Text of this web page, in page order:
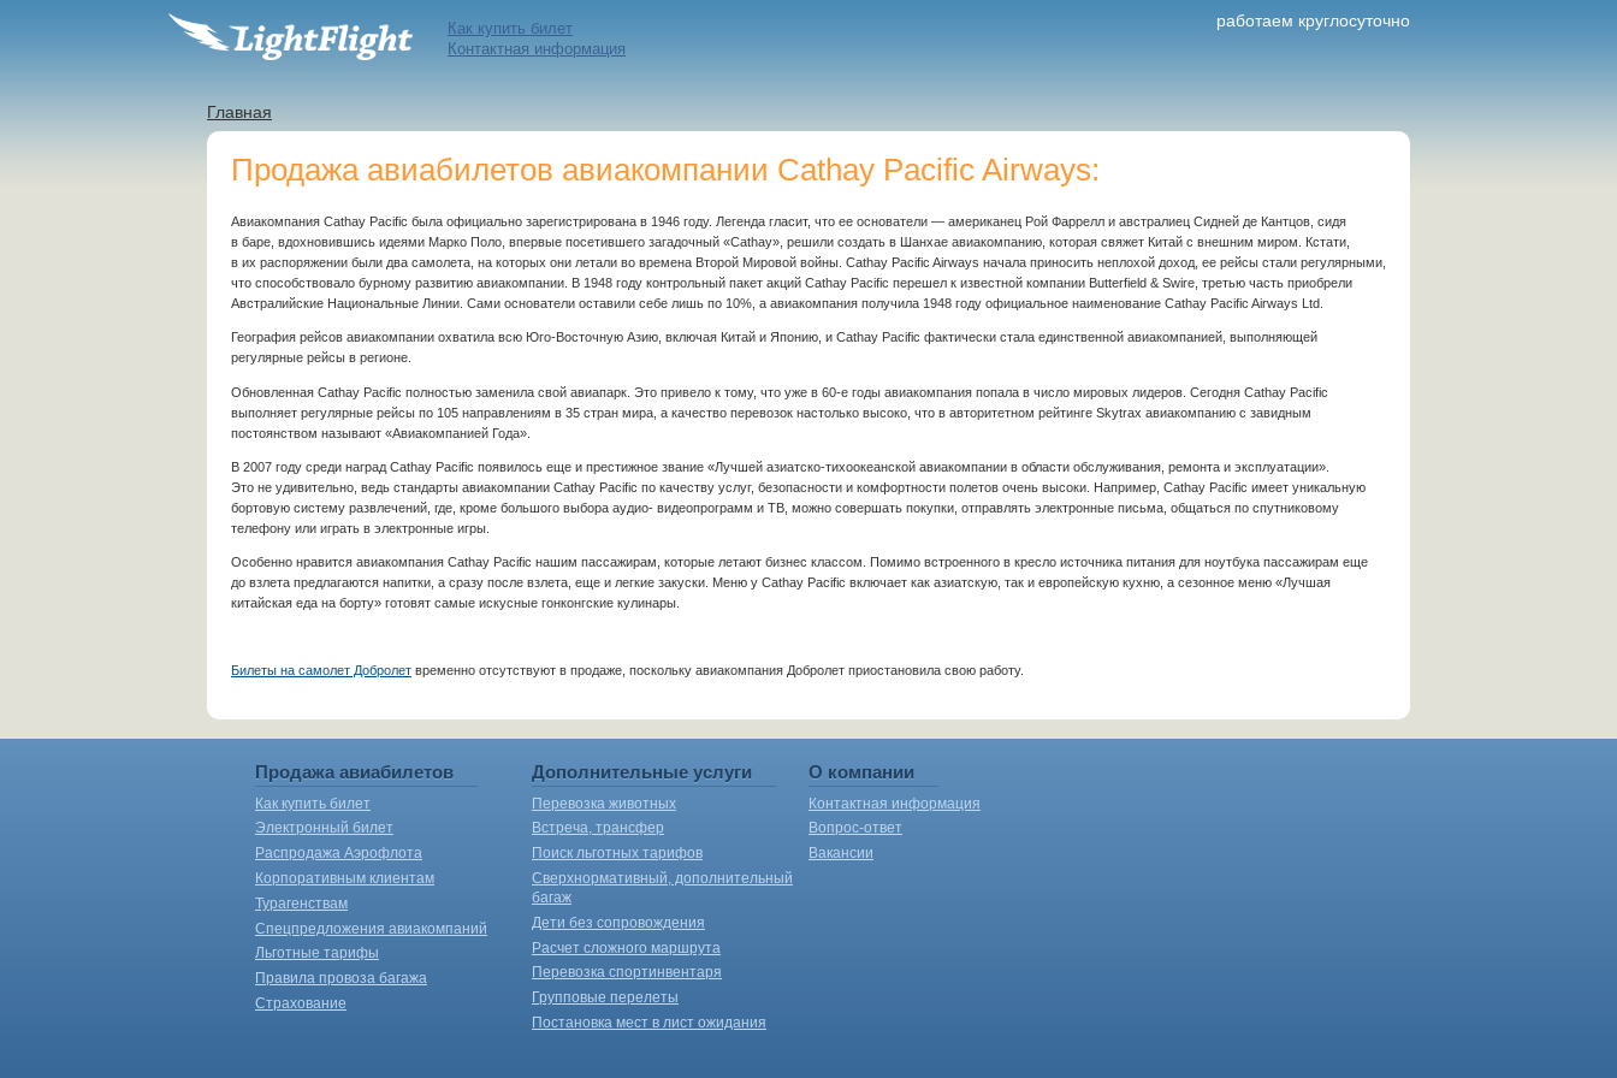
работаем круглосуточно
Как купить билет
Контактная информация
Главная
Продажа авиабилетов авиакомпании Cathay Pacific Airways:
Авиакомпания Cathay Pacific была официально зарегистрирована в 1946 году. Легенда гласит, что ее основатели — американец Рой Фаррелл и австралиец Сидней де Кантцов, сидя
в баре, вдохновившись идеями Марко Поло, впервые посетившего загадочный «Cathay», решили создать в Шанхае авиакомпанию, которая свяжет Китай с внешним миром. Кстати,
в их распоряжении были два самолета, на которых они летали во времена Второй Мировой войны. Cathay Pacific Airways начала приносить неплохой доход, ее рейсы стали регулярными,
что способствовало бурному развитию авиакомпании. В 1948 году контрольный пакет акций Cathay Pacific перешел к известной компании Butterfield & Swire, третью часть приобрели
Австралийские Национальные Линии. Сами основатели оставили себе лишь по 10%, а авиакомпания получила 1948 году официальное наименование Cathay Pacific Airways Ltd.
География рейсов авиакомпании охватила всю Юго-Восточную Азию, включая Китай и Японию, и Cathay Pacific фактически стала единственной авиакомпанией, выполняющей
регулярные рейсы в регионе.
Обновленная Cathay Pacific полностью заменила свой авиапарк. Это привело к тому, что уже в 60-е годы авиакомпания попала в число мировых лидеров. Сегодня Cathay Pacific
выполняет регулярные рейсы по 105 направлениям в 35 стран мира, а качество перевозок настолько высоко, что в авторитетном рейтинге Skytrax авиакомпанию с завидным
постоянством называют «Авиакомпанией Года».
В 2007 году среди наград Cathay Pacific появилось еще и престижное звание «Лучшей азиатско-тихоокеанской авиакомпании в области обслуживания, ремонта и эксплуатации».
Это не удивительно, ведь стандарты авиакомпании Cathay Pacific по качеству услуг, безопасности и комфортности полетов очень высоки. Например, Cathay Pacific имеет уникальную
бортовую систему развлечений, где, кроме большого выбора аудио- видеопрограмм и ТВ, можно совершать покупки, отправлять электронные письма, общаться по спутниковому
телефону или играть в электронные игры.
Особенно нравится авиакомпания Cathay Pacific нашим пассажирам, которые летают бизнес классом. Помимо встроенного в кресло источника питания для ноутбука пассажирам еще
до взлета предлагаются напитки, а сразу после взлета, еще и легкие закуски. Меню у Cathay Pacific включает как азиатскую, так и европейскую кухню, а сезонное меню «Лучшая
китайская еда на борту» готовят самые искусные гонконгские кулинары.
Билеты на самолет Добролет временно отсутствуют в продаже, поскольку авиакомпания Добролет приостановила свою работу.
Продажа авиабилетов
Как купить билет
Электронный билет
Распродажа Аэрофлота
Корпоративным клиентам
Турагенствам
Спецпредложения авиакомпаний
Льготные тарифы
Правила провоза багажа
Страхование
Дополнительные услуги
Перевозка животных
Встреча, трансфер
Поиск льготных тарифов
Сверхнормативный, дополнительный
багаж
Дети без сопровождения
Расчет сложного маршрута
Перевозка спортинвентаря
Групповые перелеты
Постановка мест в лист ожидания
О компании
Контактная информация
Вопрос-ответ
Вакансии